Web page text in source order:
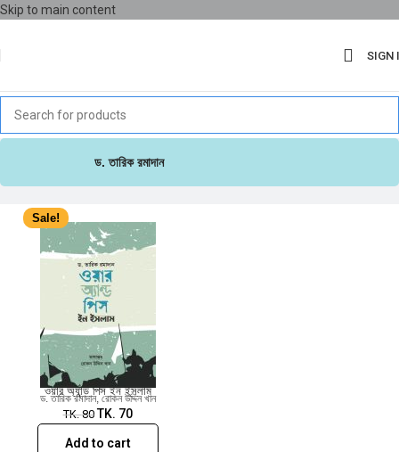
Skip to main content
SIGN
ড. তারিক রমাদান
Sale!
ওয়ার অ্যান্ড পিস ইন ইসলাম
ড. তারিক রমাদান,রোকন উদ্দিন খান
TK.80 TK. 70
Add to cart